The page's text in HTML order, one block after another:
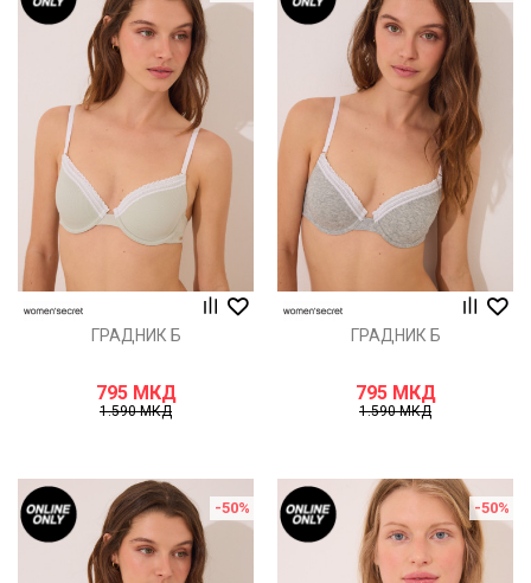
ГРАДНИК Б
795 МКД
1.590МКД
ГРАДНИК Б
795 МКД
1.590МКД
-50% -50%